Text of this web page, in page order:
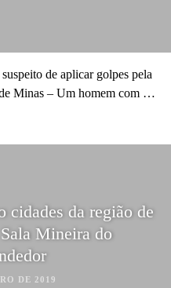
de aplicar golpes pela
Minas – Um homem com …
cidades da região de
Mineira do
DE 2019